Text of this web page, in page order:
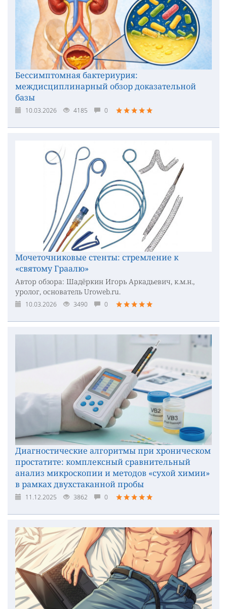
Бессимптомная бактериурия:
междисциплинарный обзор доказательной
базы
10.03.2026 4185 0
Мочеточниковые стенты: стремление к
«святому Граалю»
Автор обзора: Шадёркин Игорь Аркадьевич, к.м.н.,
уролог, основатель Uroweb.ru.
10.03.2026 3490 0
Диагностические алгоритмы при хроническом
простатите: комплексный сравнительный
анализ микроскопии и методов «сухой химии»
в рамках двухстаканной пробы
11.12.2025 3862 0